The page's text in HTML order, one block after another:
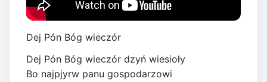
Dej Pón Bóg wieczór
Dej Pón Bóg wieczór dzyń wiesioły
Bo najpjyrw panu gospodarzowi